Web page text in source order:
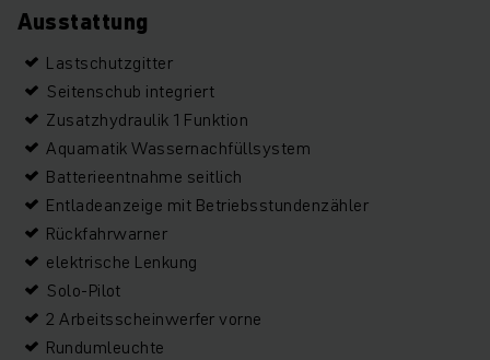
Ausstattung
Lastschutzgitter
Seitenschub integriert
Zusatzhydraulik 1 Funktion
Aquamatik Wassernachfüllsystem
Batterieentnahme seitlich
Entladeanzeige mit Betriebsstundenzähler
Rückfahrwarner
elektrische Lenkung
Solo-Pilot
2 Arbeitsscheinwerfer vorne
Rundumleuchte